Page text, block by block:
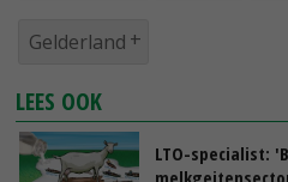
Gelderland
LEES OOK
LTO-specialist: